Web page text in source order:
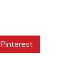
Pinterest